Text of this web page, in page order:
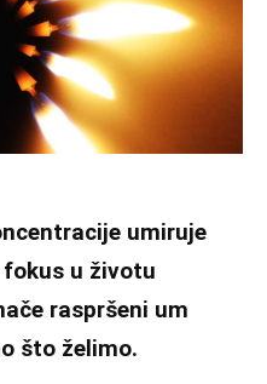
umiruje
u životu
raspršeni um
što želimo.